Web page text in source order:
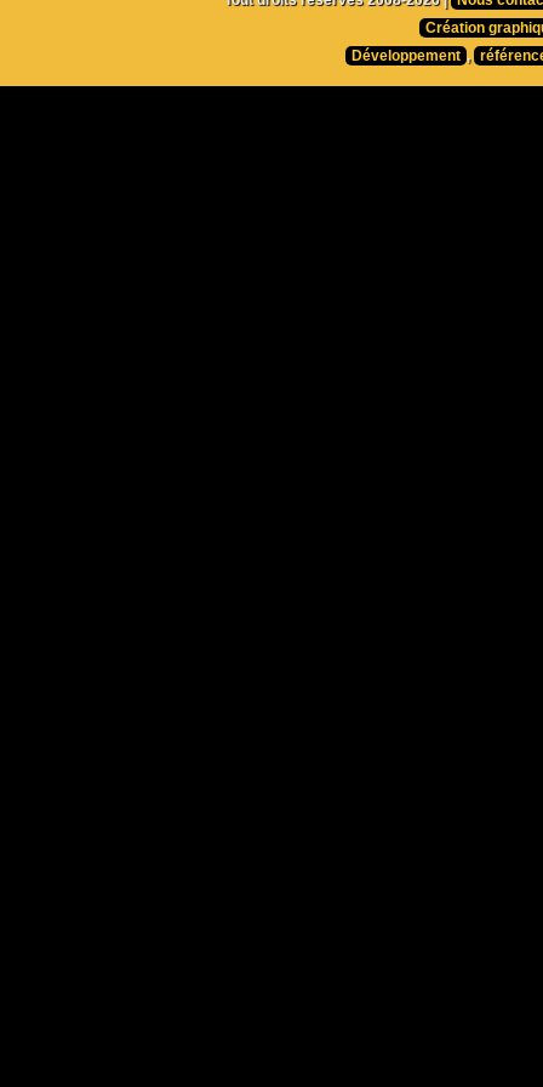
Création
Développement ,